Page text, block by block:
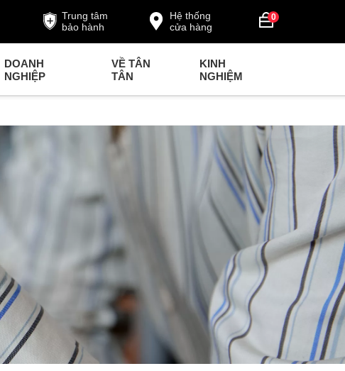
0
Hệ thống
cửa hàng
Trung tâm
bảo hành
DOANH
NGHIỆP
VỀ TÂN
TÂN
KINH
NGHIỆM